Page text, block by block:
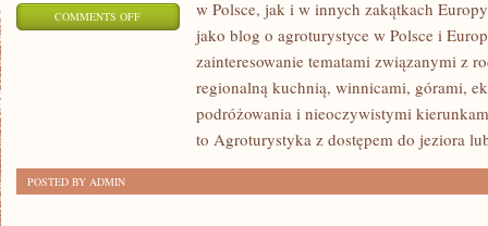
COMMENTS OFFON
NAJBARDZIEJ
GOSPODARZE
w Polsce, jak i w innych zakątkach
jako blog o agroturystyce w Polsce i
zainteresowanie tematami związanymi z
regionalną kuchnią, winnicami, górami,
podróżowania i nieoczywistymi
to Agroturystyka z dostępem do jeziora
POSTED BY ADMIN